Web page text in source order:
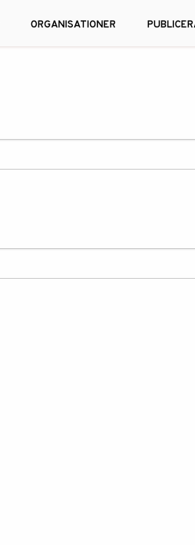
ORGANISATIONER